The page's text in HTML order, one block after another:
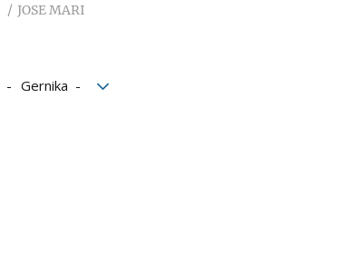
JOSE MARI
Gernika